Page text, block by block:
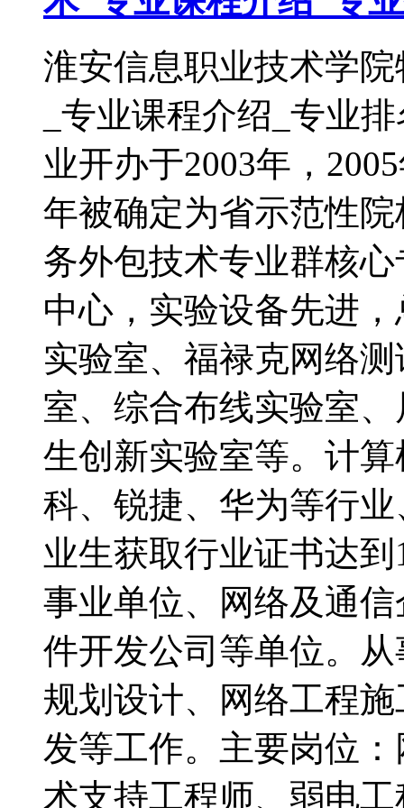
淮安信息职业技术学
_专业课程介绍_专业
业开办于2003年，
年被确定为省示范性
务外包技术专业群核
中心，实验设备先进
实验室、福禄克网络
室、综合布线实验室
生创新实验室等。计
科、锐捷、华为等行
业生获取行业证书达
事业单位、网络及通
件开发公司等单位。
规划设计、网络工程
发等工作。主要岗位
术支持工程师、弱电